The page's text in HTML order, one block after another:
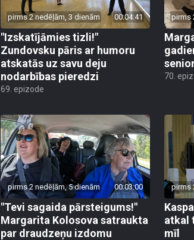
pirms 2 nedēļām, 3 dienām 00:04:41
"Izskatījāmies tizli!"
Zundovsku pāris ar humoru
atskatās uz savu deju
nodarbības pieredzi
69. epizode
pirms
70.
pirms 2 nedēļām, 5 dienām 00:03:00
"Tevi sagaida pārsteigums!"
Margarita Kolosova satraukta
par draudzeņu izdomu
pirms
atkal
mīl